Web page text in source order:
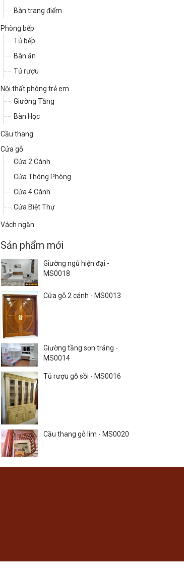
Bàn trang điểm
Phòng bếp
Tủ bếp
Bàn ăn
Tủ rượu
Nội thất phòng trẻ em
Giường Tầng
Bàn Học
Cầu thang
Cửa gỗ
Cửa 2 Cánh
Cửa Thông Phòng
Cửa 4 Cánh
Cửa Biệt Thự
Vách ngăn
Sản phẩm mới
Giường ngủ hiện đại -
MS0018
Cửa gỗ 2 cánh - MS0013
Giường tầng sơn trắng -
MS0014
Tủ rượu gỗ sồi - MS0016
Cầu thang gỗ lim - MS0020